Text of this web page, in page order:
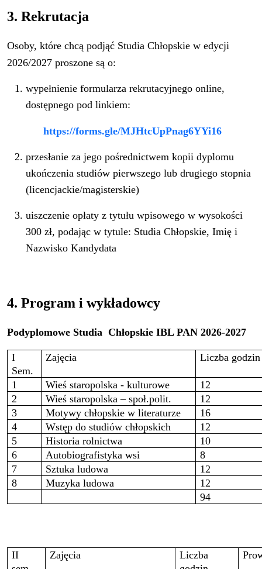
3. Rekrutacja
Osoby, które chcą podjąć Studia Chłopskie w edycji
2026/2027 proszone są o:
wypełnienie formularza rekrutacyjnego online,
dostępnego pod linkiem:
https://forms.gle/MJHtcUpPnag6YYi16
przesłanie za jego pośrednictwem kopii dyplomu
ukończenia studiów pierwszego lub drugiego stopnia
(licencjackie/magisterskie)
uiszczenie opłaty z tytułu wpisowego w wysokości
300 zł, podając w tytule: Studia Chłopskie, Imię i
Nazwisko Kandydata
4. Program i wykładowcy
Podyplomowe Studia Chłopskie IBL PAN 2026-2027
I
Sem.
Zajęcia Liczba godzin
1 Wieś staropolska - kulturowe
12
2
Wieś staropolska – społ.polit.
12
3
Motywy chłopskie w literaturze
16
4
Wstęp do studiów chłopskich
12
5
Historia rolnictwa
10
6
Autobiografistyka wsi
8
7
Sztuka ludowa
12
8
Muzyka ludowa
12
94
II
Zajęcia
Liczba